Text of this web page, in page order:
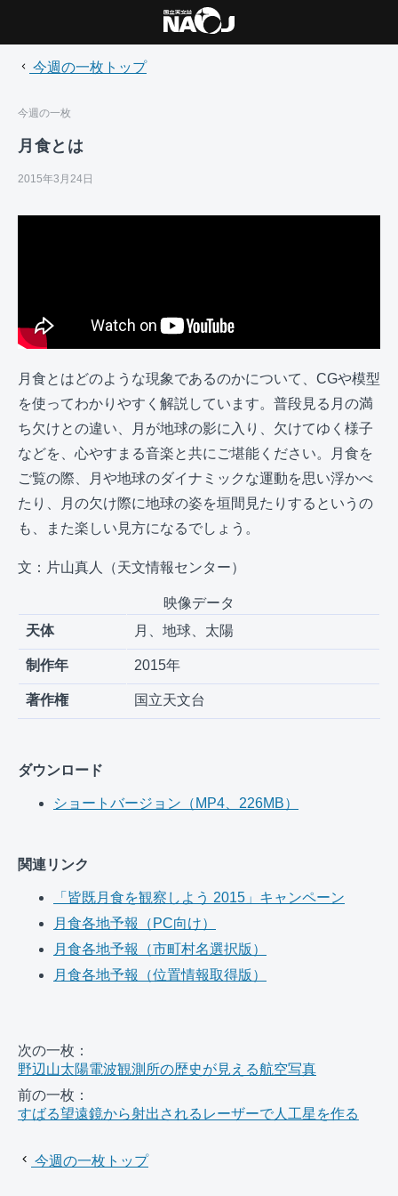
今週の一枚トップ
今週の一枚
月食とは
2015年3月24日
月食とはどのような現象であるのかについて、CGや模型
を使ってわかりやすく解説しています。普段見る月の満
ち欠けとの違い、月が地球の影に入り、欠けてゆく様子
などを、心やすまる音楽と共にご堪能ください。月食を
ご覧の際、月や地球のダイナミックな運動を思い浮かべ
たり、月の欠け際に地球の姿を垣間見たりするというの
も、また楽しい見方になるでしょう。
文：片山真人（天文情報センター）
天体 月、地球、太陽
制作年 2015年
著作権 国立天文台
映像データ
ダウンロード
ショートバージョン（MP4、226MB）
関連リンク
「皆既月食を観察しよう 2015」キャンペーン
月食各地予報（PC向け）
月食各地予報（市町村名選択版）
月食各地予報（位置情報取得版）
次の一枚：
野辺山太陽電波観測所の歴史が見える航空写真
前の一枚：
すばる望遠鏡から射出されるレーザーで人工星を作る
今週の一枚トップ